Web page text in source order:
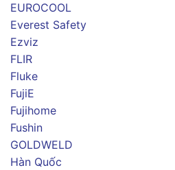
EUROCOOL
Everest Safety
Ezviz
FLIR
Fluke
FujiE
Fujihome
Fushin
GOLDWELD
Hàn Quốc